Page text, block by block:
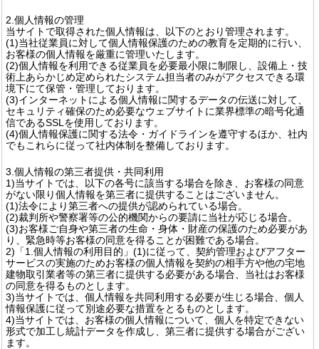
2.個人情報の管理
当サイトで取得された個人情報は、以下のとおり管理されます。
(1)当社従業員に対して個人情報保護のための教育を定期的に行い、
お客様の個人情報を厳重に管理いたします。
(2)個人情報を利用できる従業員を必要最小限に制限し、設備上・技
術上あらかじめ定められたシステム担当者のみがアクセスできる環
境下にて保管・管理しております。
(3)インターネットによる個人情報に関するデータの伝送に対して、
セキュリティ確保のため必要なウェブサイトに業界標準の暗号化通
信であるSSLを使用しております。
(4)個人情報保護に関する法令・ガイドラインを遵守するほか、社内
でもこれらに従って社内体制を整備しております。
3.個人情報の第三者提供・共同利用
1)当サイトでは、以下の各号に該当する場合を除き、お客様の同意
がない限り個人情報を第三者に提供することはございません。
(1)法令により第三者への提供が認められている場合。
(2)裁判所や警察署等の公的機関からの要請に当社が応じる場合。
(3)お客様ご自身や第三者の生命・身体・財産の保護のため必要があ
り、緊急時等お客様の同意を得ることが困難である場合。
2)「1.個人情報の利用目的」(1)に従って、契約管理およびアフター
サービスの実施のためお客様の個人情報を契約の相手方や他の宅地
建物取引業者等の第三者に提供する必要がある場合、当社はお客様
の同意を得るものとします。
3)当サイトでは、個人情報を共同利用する必要が生じる場合、個人
情報保護に従って別途必要な措置をとるものとします。
4)当サイトでは、お客様の個人情報について、個人を特定できない
形式で加工し統計データを作成し、第三者に提供する場合がござい
ます。